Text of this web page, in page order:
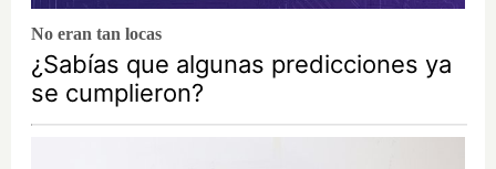
No eran tan locas
¿Sabías que algunas predicciones ya
se cumplieron?